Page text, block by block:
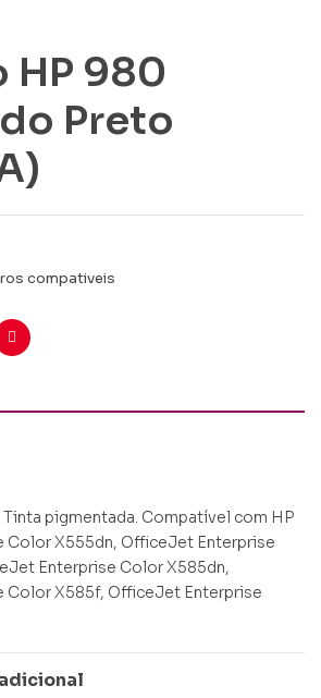
HP 980
Preto
compativeis
Pinterest
Tinta pigmentada. Compatível com HP
Color X555dn, OfficeJet Enterprise
Enterprise Color X585dn,
Color X585f, OfficeJet Enterprise